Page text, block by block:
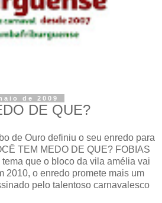
de 2009
DE QUE?
de Ouro definiu o seu enredo para
TEM MEDO DE QUE? FOBIAS
que o bloco da vila amélia vai
2010, o enredo promete mais um
pelo talentoso carnavalesco